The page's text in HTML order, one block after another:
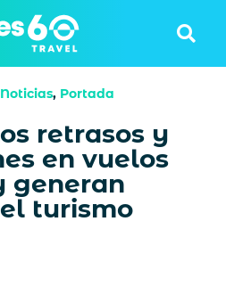
Noticias, Portada
retrasos y
en vuelos
generan
turismo